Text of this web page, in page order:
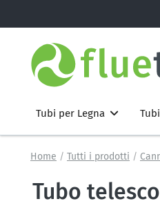
Tubi per Legna
Home Tutti i prodotti
Tubo